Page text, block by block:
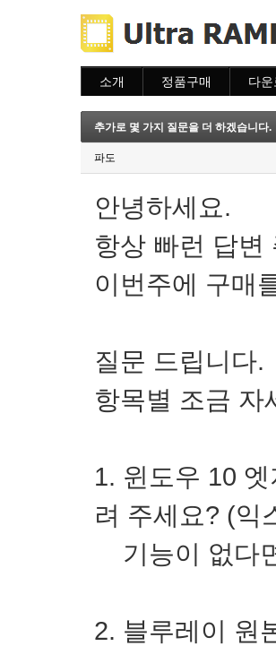
소개 정품구매
주문조회
이용안내
다운
추가로 몇 가지 질문을 더 하겠습니다.
파도
안녕하세요.
항상 빠런 답변
이번주에 구매
질문 드립니다.
항목별 조금 자
1. 윈도우 10
려 주세요? (익
기능이 없다
2. 블루레이 원